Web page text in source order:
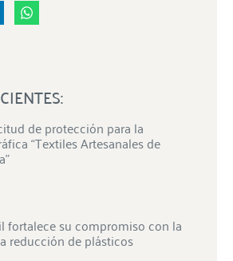
de protección para la
“Textiles Artesanales de
fortalece su compromiso con la
reducción de plásticos